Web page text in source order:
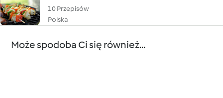
10 Przepisów
Polska
Może spodoba Ci się również...